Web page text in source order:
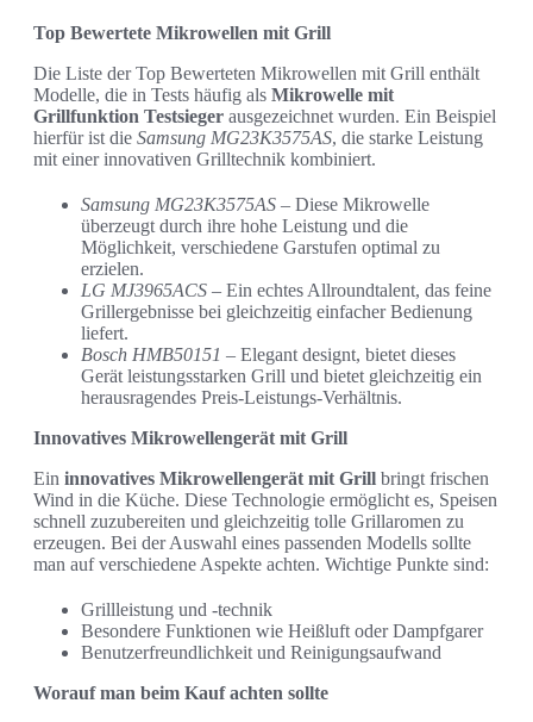
Top Bewertete Mikrowellen mit Grill
Die Liste der Top Bewerteten Mikrowellen mit Grill enthält
Modelle, die in Tests häufig als Mikrowelle mit
Grillfunktion Testsieger ausgezeichnet wurden. Ein Beispiel
hierfür ist die Samsung MG23K3575AS, die starke Leistung
mit einer innovativen Grilltechnik kombiniert.
Samsung MG23K3575AS – Diese Mikrowelle
überzeugt durch ihre hohe Leistung und die
Möglichkeit, verschiedene Garstufen optimal zu
erzielen.
LG MJ3965ACS – Ein echtes Allroundtalent, das feine
Grillergebnisse bei gleichzeitig einfacher Bedienung
liefert.
Bosch HMB50151 – Elegant designt, bietet dieses
Gerät leistungsstarken Grill und bietet gleichzeitig ein
herausragendes Preis-Leistungs-Verhältnis.
Innovatives Mikrowellengerät mit Grill
Ein innovatives Mikrowellengerät mit Grill bringt frischen
Wind in die Küche. Diese Technologie ermöglicht es, Speisen
schnell zuzubereiten und gleichzeitig tolle Grillaromen zu
erzeugen. Bei der Auswahl eines passenden Modells sollte
man auf verschiedene Aspekte achten. Wichtige Punkte sind:
Grillleistung und -technik
Besondere Funktionen wie Heißluft oder Dampfgarer
Benutzerfreundlichkeit und Reinigungsaufwand
Worauf man beim Kauf achten sollte